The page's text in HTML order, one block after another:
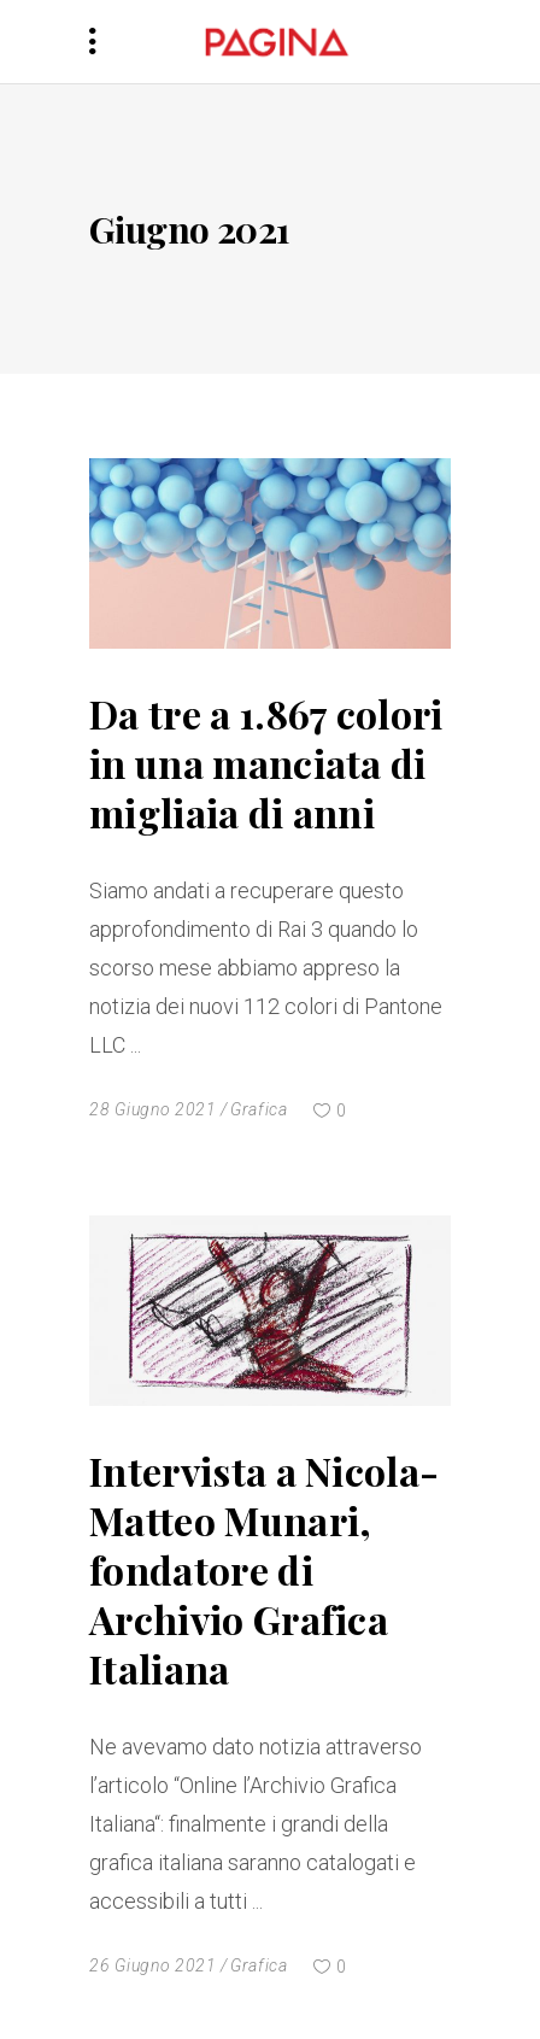
Giugno 2021
Da tre a 1.867 colori
in una manciata di
migliaia di anni
Siamo andati a recuperare questo
approfondimento di Rai 3 quando lo
scorso mese abbiamo appreso la
notizia dei nuovi 112 colori di Pantone
LLC
28 Giugno 2021 Grafica 0
Intervista a Nicola-
Matteo Munari,
fondatore di
Archivio Grafica
Italiana
Ne avevamo dato notizia attraverso
l’articolo “Online l’Archivio Grafica
Italiana“: finalmente i grandi della
grafica italiana saranno catalogati e
accessibili a tutti
26 Giugno 2021 Grafica 0